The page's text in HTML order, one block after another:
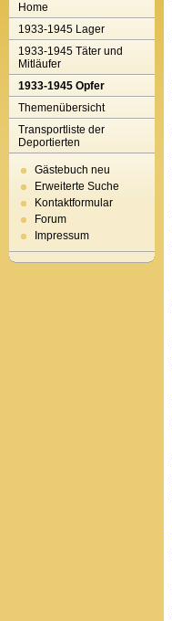
Home
1933-1945 Lager
1933-1945 Täter und
Mitläufer
1933-1945 Opfer
Themenübersicht
Transportliste der
Deportierten
Gästebuch neu
Erweiterte Suche
Kontaktformular
Forum
Impressum